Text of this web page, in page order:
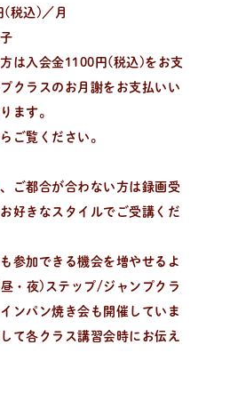
！
みたい方、製パン理論を学びたい
たい方。
(税込)／月
は入会金1100円(税込)をお支
クラスのお月謝をお支払いい
ます。
ご覧ください。
ご都合が合わない方は録画受
好きなスタイルでご受講くだ
参加できる機会を増やせるよ
・夜)ステップ/ジャンプクラ
ンパン焼き会も開催していま
て各クラス講習会時にお伝え